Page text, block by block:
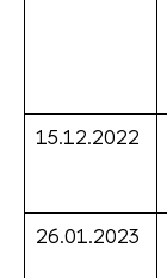
15.12.2022
26.01.2023